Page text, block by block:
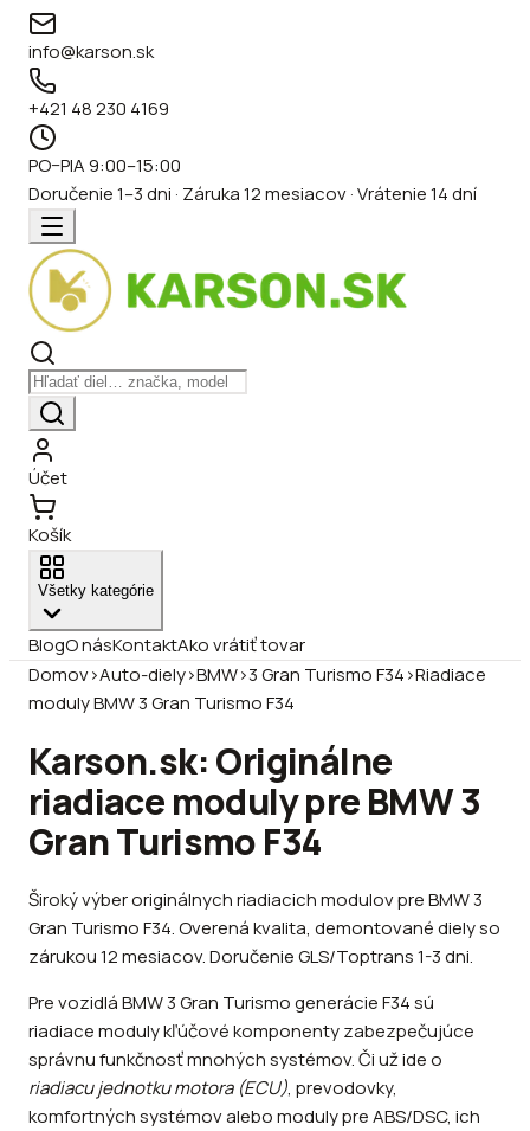
info@karson.sk
+421 48 230 4169
PO–PIA 9:00–15:00
Doručenie 1–3 dni · Záruka 12 mesiacov · Vrátenie 14 dní
Účet
Košík
Všetky kategórie
BlogO násKontaktAko vrátiť tovar
Domov›Auto-diely›BMW›3 Gran Turismo F34›Riadiace
moduly BMW 3 Gran Turismo F34
Karson.sk: Originálne
riadiace moduly pre BMW 3
Gran Turismo F34
Široký výber originálnych riadiacich modulov pre BMW 3
Gran Turismo F34. Overená kvalita, demontované diely so
zárukou 12 mesiacov. Doručenie GLS/Toptrans 1-3 dni.
Pre vozidlá BMW 3 Gran Turismo generácie F34 sú
riadiace moduly kľúčové komponenty zabezpečujúce
správnu funkčnosť mnohých systémov. Či už ide o
riadiacu jednotku motora (ECU), prevodovky,
komfortných systémov alebo moduly pre ABS/DSC, ich